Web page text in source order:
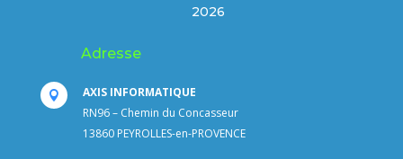
2026
Adresse

AXIS INFORMATIQUE
RN96 – Chemin du Concasseur
13860 PEYROLLES-en-PROVENCE